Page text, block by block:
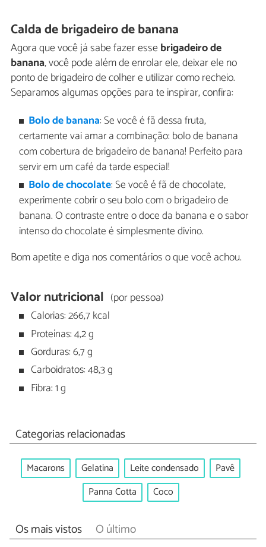
Calda de brigadeiro de banana
Agora que você já sabe fazer essebrigadeiro de
banana, você pode além de enrolar ele, deixar ele no
ponto de brigadeiro de colher e utilizar como recheio.
Separamos algumas opções para te inspirar, confira:
Bolo de banana: Se você é fã dessa fruta,
certamente vai amar a combinação: bolo de banana
com cobertura de brigadeiro de banana! Perfeito para
servir em um café da tarde especial!
Bolo de chocolate: Se você é fã de chocolate,
experimente cobrir o seu bolo com o brigadeiro de
banana. O contraste entre o doce da banana e o sabor
intenso do chocolate é simplesmente divino.
Bom apetite e diga nos comentários o que você achou.
Valor nutricional (por pessoa)
Calorias: 266,7 kcal
Proteínas: 4,2 g
Gorduras: 6,7 g
Carboidratos: 48,3 g
Fibra: 1 g
Categorias relacionadas
Macarons Gelatina Leite condensado
Pavê
Panna Cotta
Coco
Os mais vistos O último